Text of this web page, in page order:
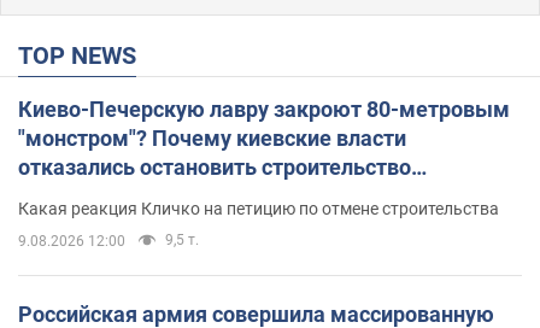
TOP NEWS
Киево-Печерскую лавру закроют 80-метровым
"монстром"? Почему киевские власти
отказались остановить строительство
Какая реакция Кличко на петицию по отмене строительства
9.08.2026 12:00 9,5 т.
Российская армия совершила массированную